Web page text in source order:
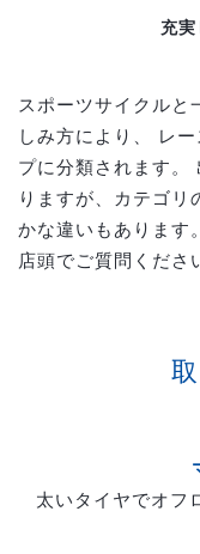
充
スポーツサイクルと
しみ方により、
レ
プに分類されます。
りますが、カテゴリ
かな違いもあります
店頭でご質問くださ
太いタイヤでオフ